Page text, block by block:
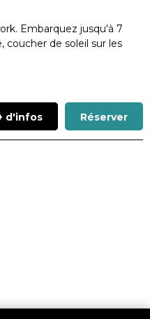
Embarquez jusqu'à 7
de soleil sur les
d'infos Réserver